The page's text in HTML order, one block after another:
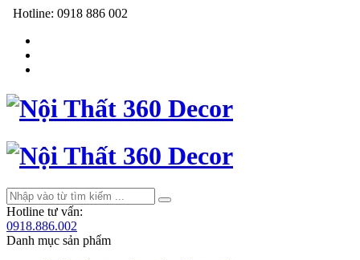
Hotline: 0918 886 002
Hotline tư vấn:
0918.886.002
Danh mục sản phẩm